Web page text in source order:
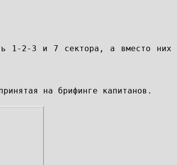
1-2-3 и 7 сектора, а вместо них
на брифинге капитанов.